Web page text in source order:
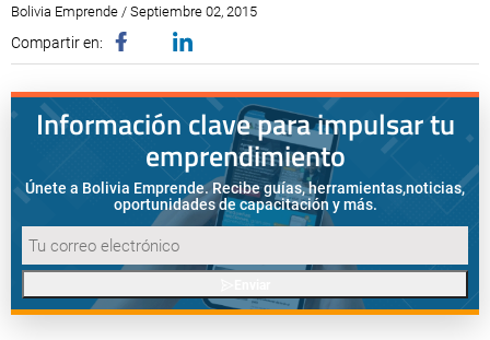
Bolivia Emprende / Septiembre 02, 2015
Compartir en:
Información clave para impulsar tu
emprendimiento
Únete a Bolivia Emprende. Recibe guías, herramientas,noticias,
oportunidades de capacitación y más.